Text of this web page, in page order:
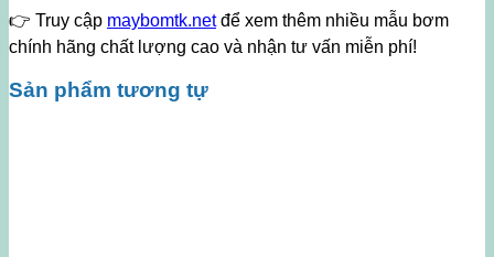
👉 Truy cập maybomtk.netđể xem thêm nhiều mẫu bơm
chính hãng chất lượng cao và nhận tư vấn miễn phí!
Sản phẩm tương tự